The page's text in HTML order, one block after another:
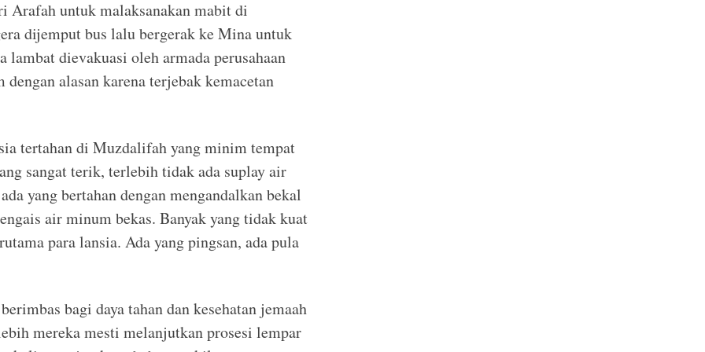
Arafah untuk malaksanakan mabit di
dijemput bus lalu bergerak ke Mina untuk
lambat dievakuasi oleh armada perusahaan
alasan karena terjebak kemacetan
tertahan di Muzdalifah yang minim tempat
sangat terik, terlebih tidak ada suplay air
yang bertahan dengan mengandalkan bekal
air minum bekas. Banyak yang tidak kuat
para lansia. Ada yang pingsan, ada pula
bagi daya tahan dan kesehatan jemaah
mereka mesti melanjutkan prosesi lempar